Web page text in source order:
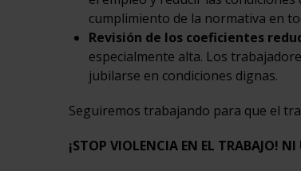
cumplimiento de la normativa en
Revisión de los coeficientes
especialmente alta. Los
jubilarse en condiciones dignas.
Seguiremos trabajando para que el
¡STOP VIOLENCIA EN EL TRABAJO!